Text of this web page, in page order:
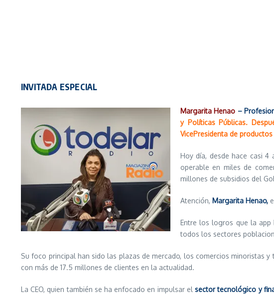
INVITADA ESPECIAL
Margarita Henao –
y Políticas Públicas.
VicePresidenta de
Hoy día, desde hace casi 4
operable en miles de
millones de subsidios del
Atención, Margarita Henao,
Entre los logros que la app
todos los sectores
Su foco principal han sido las plazas de mercado, los comercios minoristas
con más de 17.5 millones de clientes en la actualidad.
La CEO, quien también se ha enfocado en impulsar elsector tecnológico y